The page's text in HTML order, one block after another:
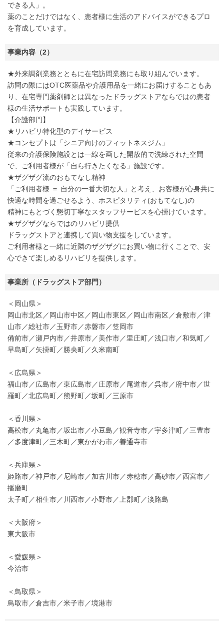
できる人」。
薬のことだけではなく、患者様に生活のアドバイスができるプロ
を育成しています。
事業内容（2）
★外来調剤業務とともに在宅訪問業務にも取り組んでいます。
訪問の際にはOTC医薬品や介護用品を一緒にお届けすることもあ
り、在宅専門薬剤師とは異なったドラッグストアならではの患者
様の生活サポートも実践しています。
【介護部門】
★リハビリ特化型のデイサービス
★コンセプトは「シニア向けのフィットネスジム」
従来の介護保険施設とは一線を画した開放的で洗練された空間
で、ご利用者様が「自ら行きたくなる」施設です。
★ザグザグ流のおもてなし精神
「ご利用者様 ＝ 自分の一番大切な人」と考え、お客様が心身共に
快適な時間を過ごせるよう、ホスピタリティ(おもてなし)の
精神にもとづく懇切丁寧なスタッフサービスを心掛けています。
★ザグザグならではのリハビリ提供
ドラッグストアと連携して買い物支援をしています。
ご利用者様と一緒に近隣のザグザグにお買い物に行くことで、安
心できて楽しめるリハビリを提供します。
事業所（ドラッグストア部門）
＜岡山県＞
岡山市北区／岡山市中区／岡山市東区／岡山市南区／倉敷市／津
山市／総社市／玉野市／赤磐市／笠岡市
備前市／瀬戸内市／井原市／美作市／里庄町／浅口市／和気町／
早島町／矢掛町／勝央町／久米南町
＜広島県＞
福山市／広島市／東広島市／庄原市／尾道市／呉市／府中市／世
羅町／北広島町／熊野町／坂町／三原市
＜香川県＞
高松市／丸亀市／坂出市／小豆島／観音寺市／宇多津町／三豊市
／多度津町／三木町／東かがわ市／善通寺市
＜兵庫県＞
姫路市／神戸市／尼崎市／加古川市／赤穂市／高砂市／西宮市／
播磨町
太子町／相生市／川西市／小野市／上郡町／淡路島
＜大阪府＞
東大阪市
＜愛媛県＞
今治市
＜鳥取県＞
鳥取市／倉吉市／米子市／境港市